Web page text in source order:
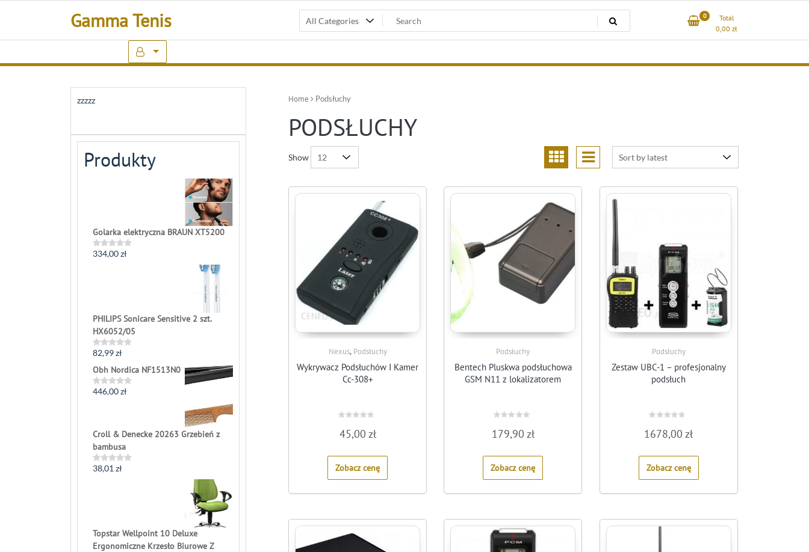
Gamma Tenis 0
Total
0,00 zł
Home Podsłuchy
PODSŁUCHY
Show
Nexus, Podsłuchy
Wykrywacz Podsłuchów I Kamer
Cc-308+
0
out
5
45,00 zł
Zobacz cenę
Podsłuchy
Bentech Pluskwa podsłuchowa
GSM N11 z lokalizatorem
0
out
5
179,90 zł
Zobacz cenę
Podsłuchy
Zestaw UBC-1 – profesjonalny
podsłuch
0
out
5
1678,00zł
Zobacz cenę
zzzzz
Produkty
Golarka elektryczna BRAUN XT5200
Rated
334,00zł
PHILIPS Sonicare Sensitive 2 szt.
HX6052/05
Rated
out
of
5
82,99zł
Obh Nordica NF1513N0
Rated
446,00zł
Croll & Denecke 20263 Grzebień z
bambusa
Rated
38,01 zł
Topstar Wellpoint 10 Deluxe
Ergonomiczne Krzesło Biurowe Z